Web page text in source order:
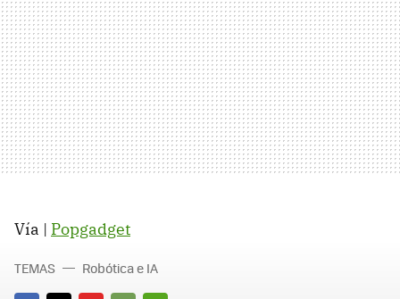
Vía | Popgadget
TEMAS Robótica e IA